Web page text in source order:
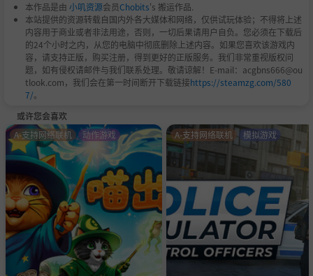
本作品是由 小叽资源会员Chobits's 搬运作品.
本站提供的资源转载自国内外各大媒体和网络，仅供试玩体验；不得将上述
内容用于商业或者非法用途，否则，一切后果请用户自负。您必须在下载后
的24个小时之内，从您的电脑中彻底删除上述内容。如果您喜欢该游戏内
容，请支持正版，购买注册，得到更好的正版服务。我们非常重视版权问
题，如有侵权请邮件与我们联系处理。敬请谅解！E-mail：acgbns666@ou
tlook.com，我们会在第一时间断开下载链接https://steamzg.com/580
7/。
或许您会喜欢
A-支持网络联机 动作游戏 A-支持网络联机 模拟游戏